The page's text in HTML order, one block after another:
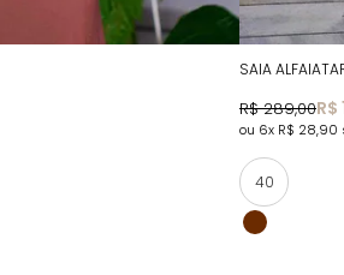
SAIA
R$
R$ 289,00
6x R$ 28,90
40